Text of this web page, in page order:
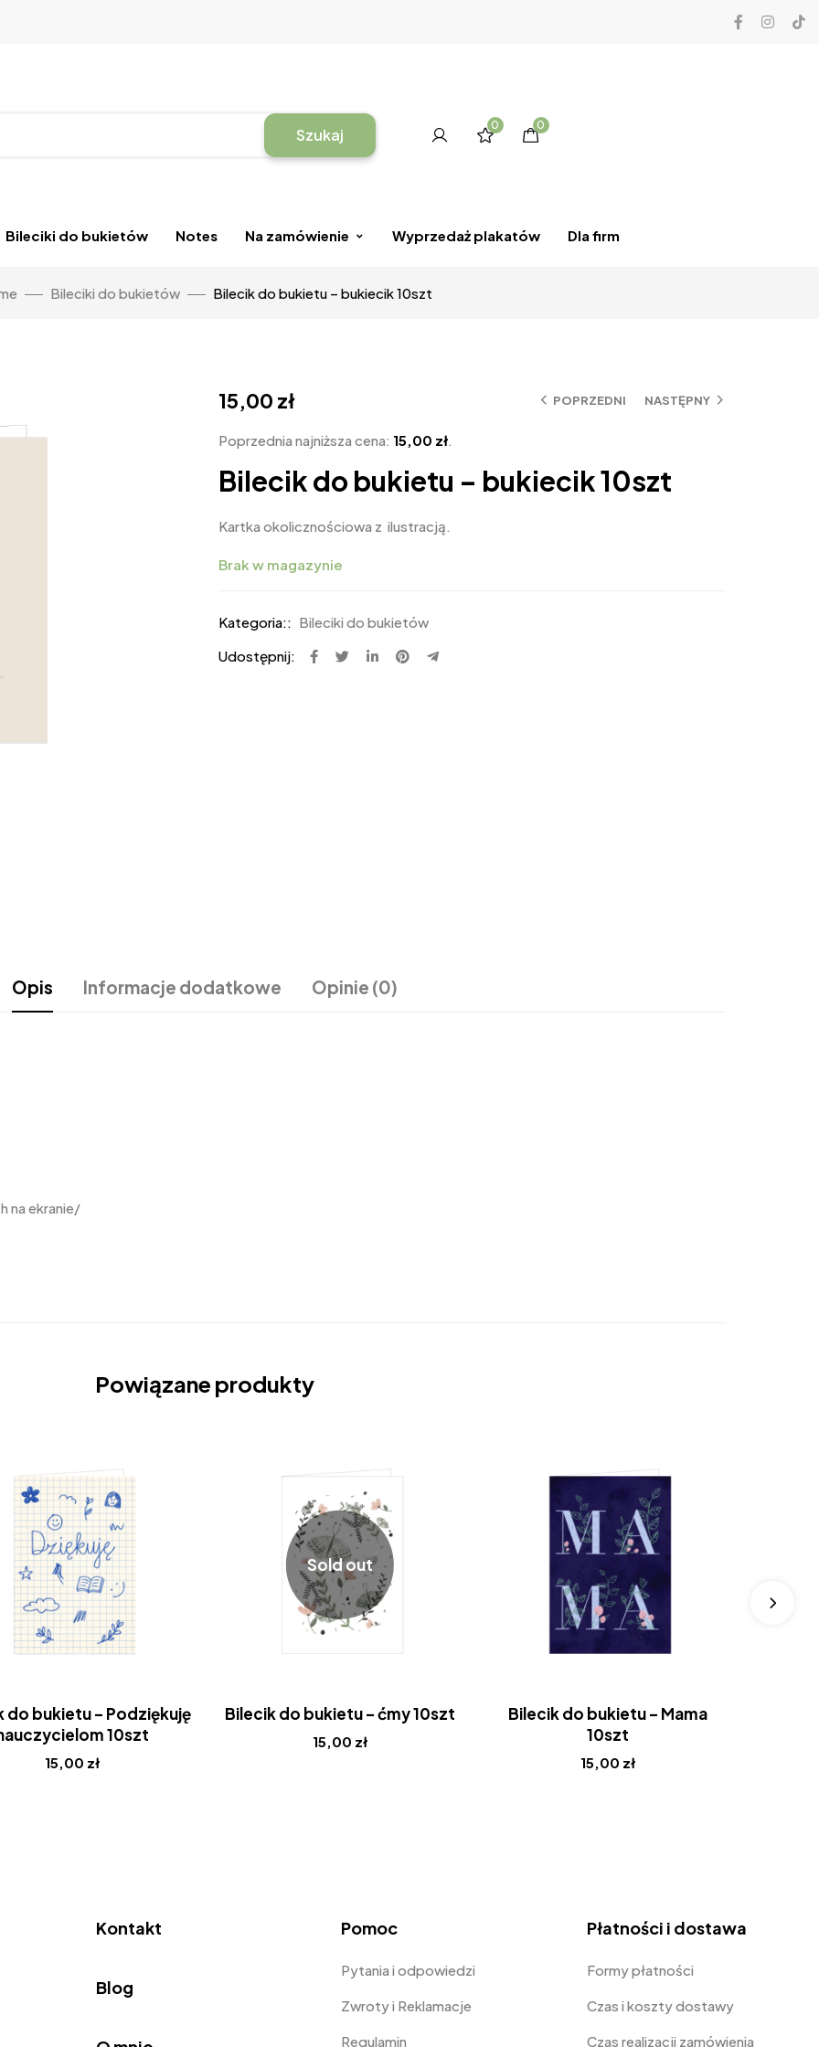
Szukaj
0 0
Bileciki do bukietów Notes Na zamówienie Wyprzedaż plakatów Dla firm
Bileciki do bukietów Bilecik do bukietu – bukiecik 10szt
POPRZEDNI NASTĘPNY
15,00 zł
Poprzednia najniższa cena: 15,00 zł.
Bilecik do bukietu – bukiecik 10szt
Kartka okolicznościowa z ilustracją.
Brak w magazynie
Kategoria:: Bileciki do bukietów
Udostępnij:
Opis Informacje dodatkowe Opinie (0)
na ekranie/
Powiązane produkty
do bukietu – Podziękuję
10szt
15,00 zł
Sold out
Bilecik do bukietu – ćmy 10szt
15,00 zł
Bilecik do bukietu – Mama
10szt
15,00 zł
Kontakt
Blog
Pomoc
Pytania i odpowiedzi
Zwroty i Reklamacje
Regulamin
Płatności i dostawa
Formy płatności
Czas i koszty dostawy
Czas realizacji zamówienia